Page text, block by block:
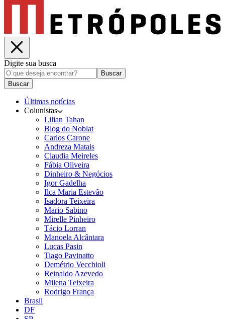
Digite sua busca
Buscar
Buscar
Últimas notícias
Colunistas
Lilian Tahan
Blog do Noblat
Carlos Carone
Andreza Matais
Claudia Meireles
Fábia Oliveira
Dinheiro & Negócios
Igor Gadelha
Ilca Maria Estevão
Isadora Teixeira
Mario Sabino
Mirelle Pinheiro
Tácio Lorran
Manoela Alcântara
Lucas Pasin
Tiago Pavinatto
Demétrio Vecchioli
Reinaldo Azevedo
Milena Teixeira
Rodrigo França
Brasil
DF